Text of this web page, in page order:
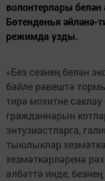
волонтерлары
Бөтендөнья әйләнә-
режимда узды.
«Без сезнең белән
бәйле рәвештә
тирә мохитне
гражданнарын
энтузиастларга,
тыюлыклар
хезмәткәрләренә
әлбәттә инде,